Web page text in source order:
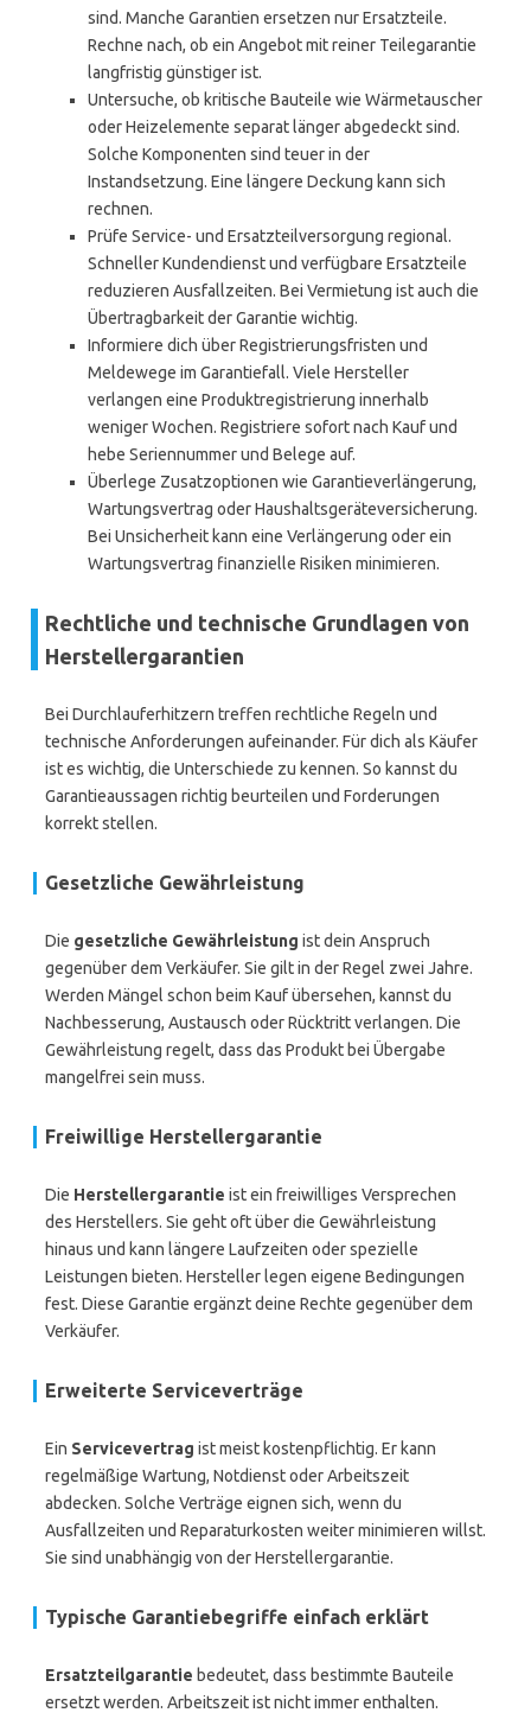
sind. Manche Garantien ersetzen nur Ersatzteile.
Rechne nach, ob ein Angebot mit reiner Teilegarantie
langfristig günstiger ist.
Untersuche, ob kritische Bauteile wie Wärmetauscher
oder Heizelemente separat länger abgedeckt sind.
Solche Komponenten sind teuer in der
Instandsetzung. Eine längere Deckung kann sich
rechnen.
Prüfe Service- und Ersatzteilversorgung regional.
Schneller Kundendienst und verfügbare Ersatzteile
reduzieren Ausfallzeiten. Bei Vermietung ist auch die
Übertragbarkeit der Garantie wichtig.
Informiere dich über Registrierungsfristen und
Meldewege im Garantiefall. Viele Hersteller
verlangen eine Produktregistrierung innerhalb
weniger Wochen. Registriere sofort nach Kauf und
hebe Seriennummer und Belege auf.
Überlege Zusatzoptionen wie Garantieverlängerung,
Wartungsvertrag oder Haushaltsgeräteversicherung.
Bei Unsicherheit kann eine Verlängerung oder ein
Wartungsvertrag finanzielle Risiken minimieren.
Rechtliche und technische Grundlagen von
Herstellergarantien
Bei Durchlauferhitzern treffen rechtliche Regeln und
technische Anforderungen aufeinander. Für dich als Käufer
ist es wichtig, die Unterschiede zu kennen. So kannst du
Garantieaussagen richtig beurteilen und Forderungen
korrekt stellen.
Gesetzliche Gewährleistung
Die gesetzliche Gewährleistung ist dein Anspruch
gegenüber dem Verkäufer. Sie gilt in der Regel zwei Jahre.
Werden Mängel schon beim Kauf übersehen, kannst du
Nachbesserung, Austausch oder Rücktritt verlangen. Die
Gewährleistung regelt, dass das Produkt bei Übergabe
mangelfrei sein muss.
Freiwillige Herstellergarantie
Die Herstellergarantie ist ein freiwilliges Versprechen
des Herstellers. Sie geht oft über die Gewährleistung
hinaus und kann längere Laufzeiten oder spezielle
Leistungen bieten. Hersteller legen eigene Bedingungen
fest. Diese Garantie ergänzt deine Rechte gegenüber dem
Verkäufer.
Erweiterte Serviceverträge
Ein Servicevertrag ist meist kostenpflichtig. Er kann
regelmäßige Wartung, Notdienst oder Arbeitszeit
abdecken. Solche Verträge eignen sich, wenn du
Ausfallzeiten und Reparaturkosten weiter minimieren willst.
Sie sind unabhängig von der Herstellergarantie.
Typische Garantiebegriffe einfach erklärt
Ersatzteilgarantie bedeutet, dass bestimmte Bauteile
ersetzt werden. Arbeitszeit ist nicht immer enthalten.